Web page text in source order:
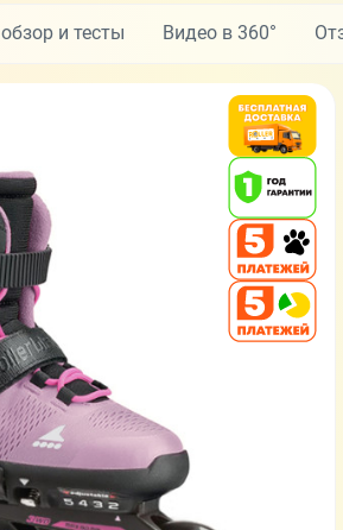
и тесты Видео в 360°